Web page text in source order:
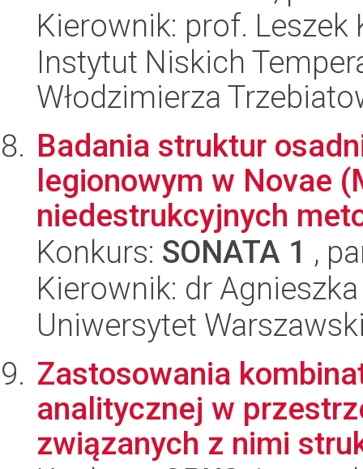
Kierownik: prof. Leszek
Instytut Niskich
Włodzimierza
Badania struktur
legionowym w Novae
niedestrukcyjnych
Konkurs: SONATA 1 ,
Kierownik: dr
Uniwersytet
Zastosowania
analitycznej w
związanych z nimi